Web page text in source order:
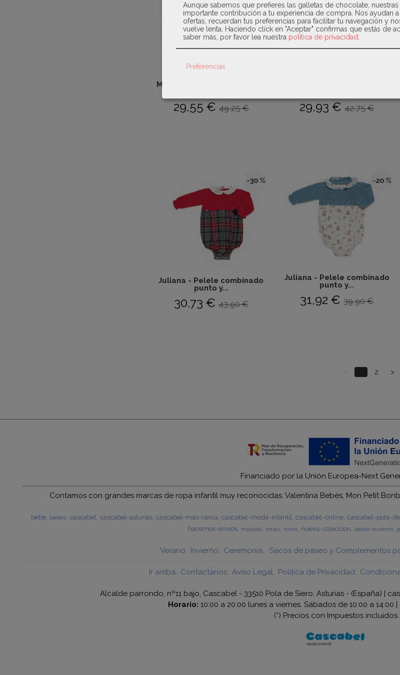
Micolino - Pelele combinado
29,55 € 49,25 € 29,93 € 42,75 €
-30 %
Juliana - Pelele combinado
punto y...
30,73 € 43,90 €
-20 %
Juliana - Pelele combinado
punto y...
31,92 € 39,90 €
2 >
Financiado por la Unión Europea-Next
Contamos con grandes marcas de ropa infantil muy reconocidas. Valentina Bebés, Mon Petit
bebe bebes cascabel cascabel-asturias cascabel-mas-cerca cascabel-moda-infantil cascabel-online cascabel-pola-
hacemos-envios mayoral ninas ninos nueva-coleccion otono-invierno
Verano Invierno Ceremonia Sacos de paseo y Complementos
Ir arriba Contáctanos Aviso Legal Política de Privacidad
Alcalde parrondo, nº11 bajo, Cascabel - 33510 Pola de Siero, Asturias - (España) |
Horario:10:00 a 20:00 lunes a viernes. Sábados de 10:00 a 14:00 |
(*) Precios con Impuestos incluidos
Aunque sabemos que prefieres las galletas de chocolate,
importante contribución a tu experiencia de compra. Nos ayudan
ofertas, recuerdan tus preferencias para facilitar tu navegación y
vuelve lenta. Haciendo click en "Aceptar" confirmas que estás de
saber más, por favor lea nuestra política de privacidad
Preferencias